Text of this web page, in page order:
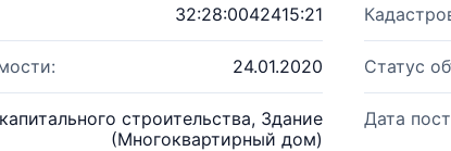
32:28:0042415:21
24.01.2020 Статус
строительства, Здание
(Многоквартирный дом)
Дата